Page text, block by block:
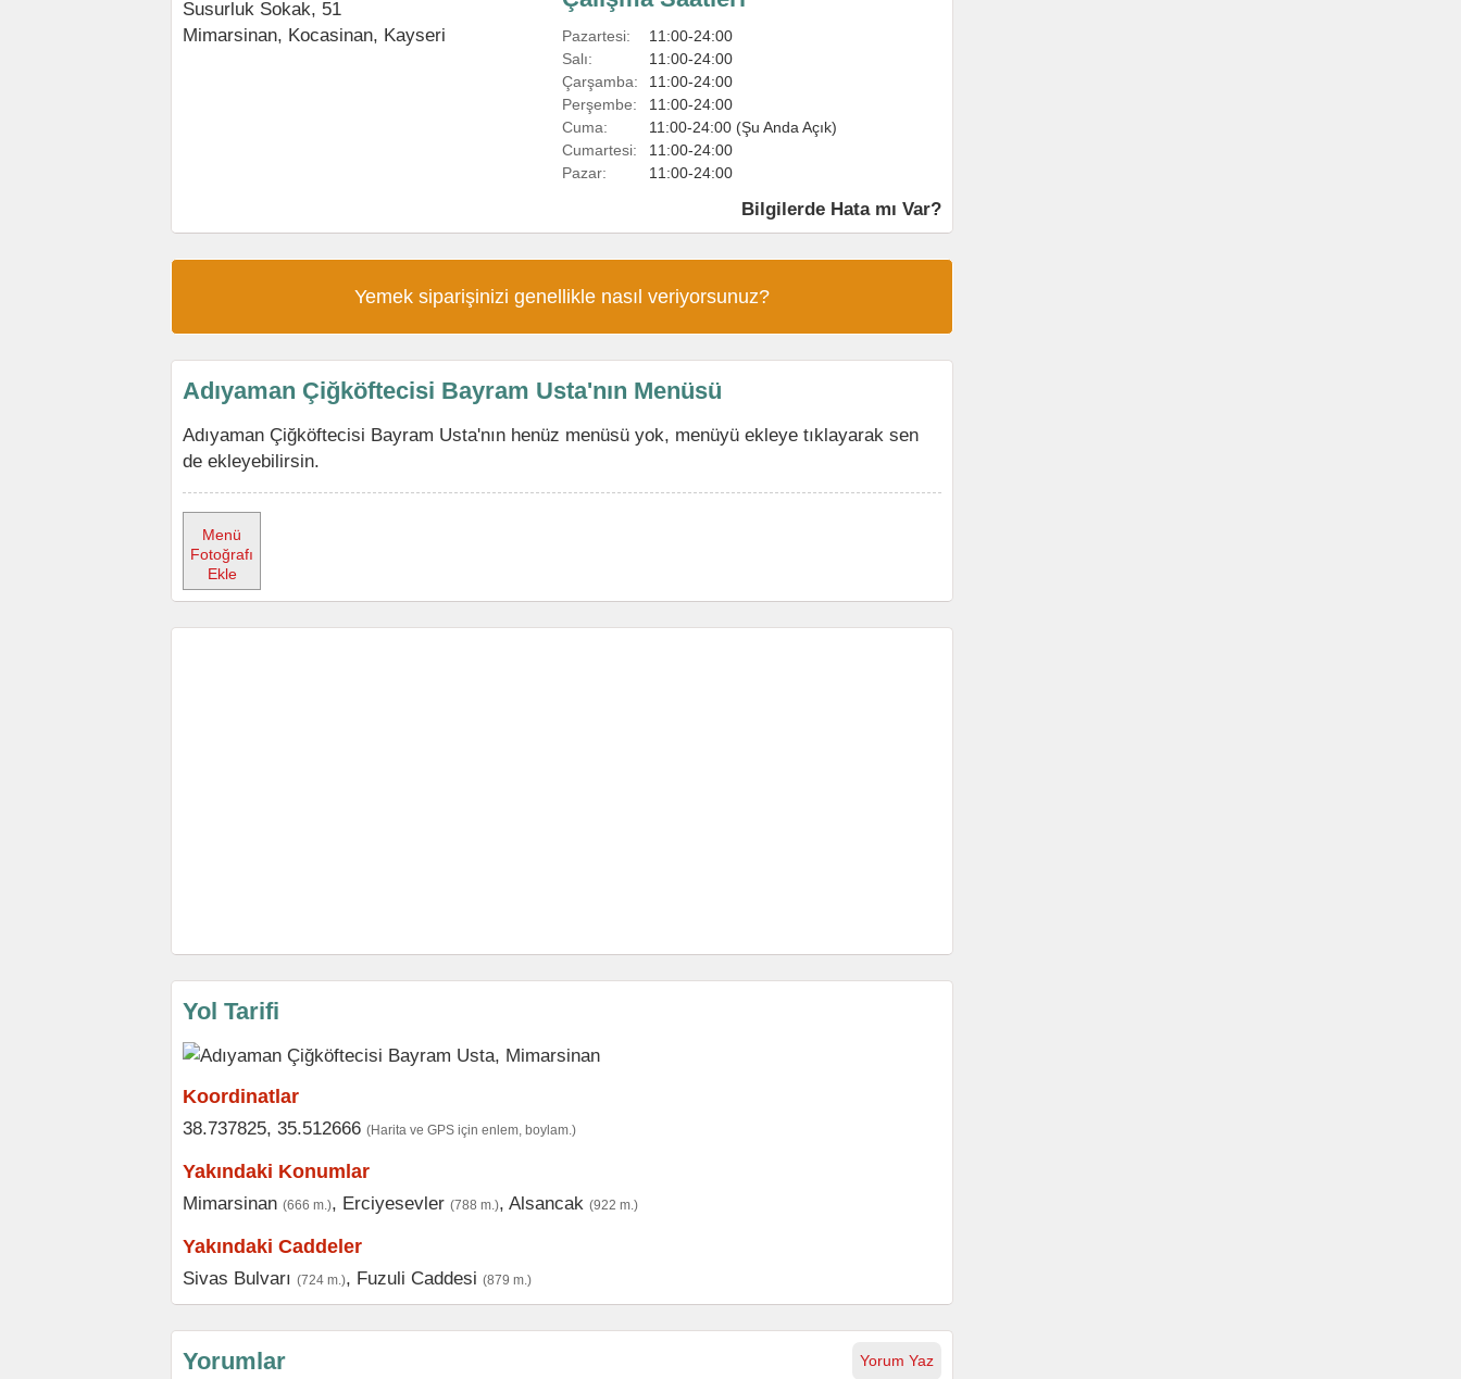
Susurluk Sokak, 51
Mimarsinan, Kocasinan, Kayseri Pazartesi:
11:00-24:00
Salı:
11:00-24:00
Çarşamba:
11:00-24:00
Perşembe:
11:00-24:00
Cuma:
11:00-24:00 (Şu Anda Açık)
Cumartesi:
11:00-24:00
Pazar:
11:00-24:00
Bilgilerde Hata mı Var?
Yemek siparişinizi genellikle nasıl veriyorsunuz?
Adıyaman Çiğköftecisi Bayram Usta'nın Menüsü
Adıyaman Çiğköftecisi Bayram Usta'nın henüz menüsü yok, menüyü ekleye tıklayarak sen
de ekleyebilirsin.
Menü
Fotoğrafı
Ekle
Yol Tarifi
Koordinatlar
38.737825, 35.512666 (Harita ve GPS için enlem, boylam.)
Yakındaki Konumlar
Mimarsinan (666 m.), Erciyesevler (788 m.), Alsancak (922 m.)
Yakındaki Caddeler
Sivas Bulvarı (724 m.), Fuzuli Caddesi (879 m.)
Yorum Yaz
Yorumlar